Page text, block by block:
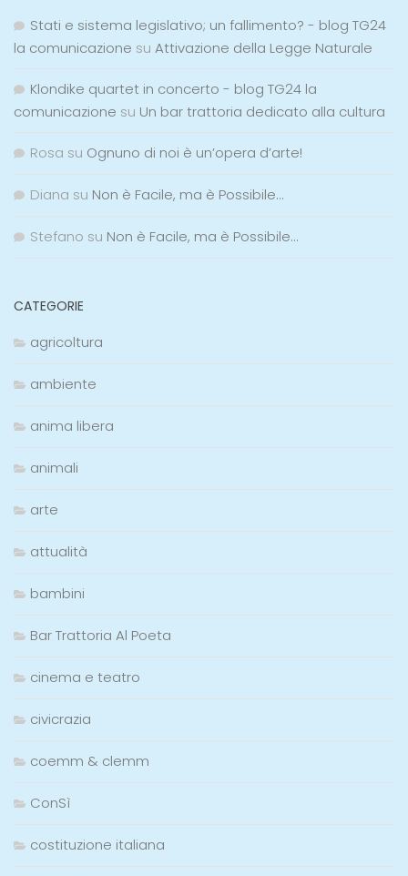
Stati e sistema legislativo; un fallimento? - blog TG24
la comunicazione su Attivazione della Legge Naturale
Klondike quartet in concerto - blog TG24 la
comunicazione su Un bar trattoria dedicato alla cultura
Rosa su Ognuno di noi è un’opera d’arte!
Diana su Non è Facile, ma è Possibile…
Stefano su Non è Facile, ma è Possibile…
CATEGORIE
agricoltura
ambiente
anima libera
animali
arte
attualità
bambini
Bar Trattoria Al Poeta
cinema e teatro
civicrazia
coemm & clemm
ConSì
costituzione italiana